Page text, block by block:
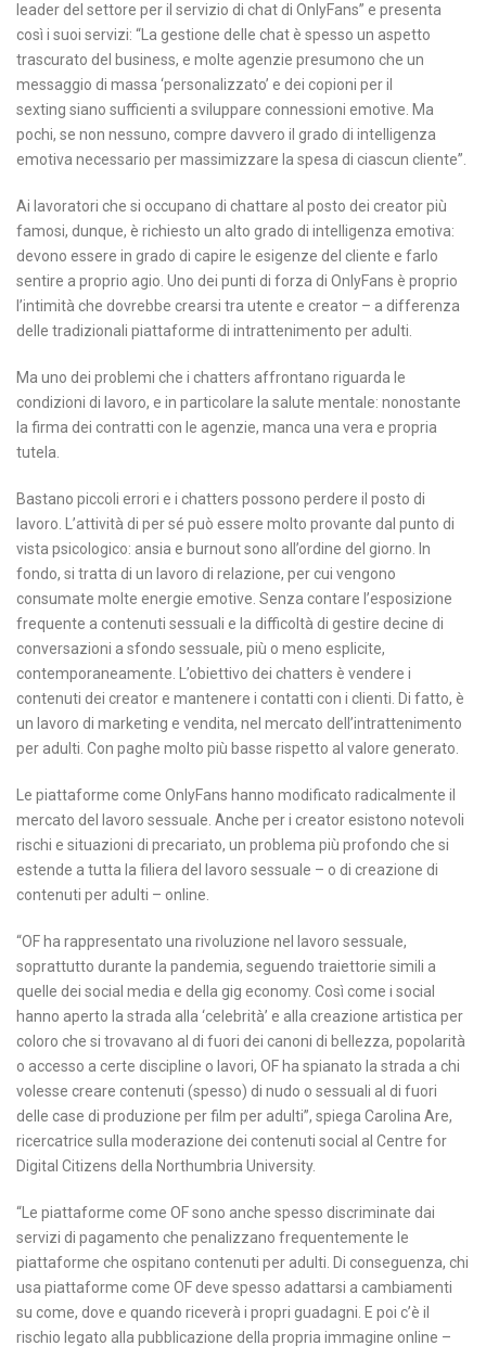
leader del settore per il servizio di chat di OnlyFans” e presenta
così i suoi servizi: “La gestione delle chat è spesso un aspetto
trascurato del business, e molte agenzie presumono che un
messaggio di massa ‘personalizzato’ e dei copioni per il
sexting siano sufficienti a sviluppare connessioni emotive. Ma
pochi, se non nessuno, compre davvero il grado di intelligenza
emotiva necessario per massimizzare la spesa di ciascun cliente”.
Ai lavoratori che si occupano di chattare al posto dei creator più
famosi, dunque, è richiesto un alto grado di intelligenza emotiva:
devono essere in grado di capire le esigenze del cliente e farlo
sentire a proprio agio. Uno dei punti di forza di OnlyFans è proprio
l’intimità che dovrebbe crearsi tra utente e creator – a differenza
delle tradizionali piattaforme di intrattenimento per adulti.
Ma uno dei problemi che i chatters affrontano riguarda le
condizioni di lavoro, e in particolare la salute mentale: nonostante
la firma dei contratti con le agenzie, manca una vera e propria
tutela.
Bastano piccoli errori e i chatters possono perdere il posto di
lavoro. L’attività di per sé può essere molto provante dal punto di
vista psicologico: ansia e burnout sono all’ordine del giorno. In
fondo, si tratta di un lavoro di relazione, per cui vengono
consumate molte energie emotive. Senza contare l’esposizione
frequente a contenuti sessuali e la difficoltà di gestire decine di
conversazioni a sfondo sessuale, più o meno esplicite,
contemporaneamente. L’obiettivo dei chatters è vendere i
contenuti dei creator e mantenere i contatti con i clienti. Di fatto, è
un lavoro di marketing e vendita, nel mercato dell’intrattenimento
per adulti. Con paghe molto più basse rispetto al valore generato.
Le piattaforme come OnlyFans hanno modificato radicalmente il
mercato del lavoro sessuale. Anche per i creator esistono notevoli
rischi e situazioni di precariato, un problema più profondo che si
estende a tutta la filiera del lavoro sessuale – o di creazione di
contenuti per adulti – online.
“OF ha rappresentato una rivoluzione nel lavoro sessuale,
soprattutto durante la pandemia, seguendo traiettorie simili a
quelle dei social media e della gig economy. Così come i social
hanno aperto la strada alla ‘celebrità’ e alla creazione artistica per
coloro che si trovavano al di fuori dei canoni di bellezza, popolarità
o accesso a certe discipline o lavori, OF ha spianato la strada a chi
volesse creare contenuti (spesso) di nudo o sessuali al di fuori
delle case di produzione per film per adulti”, spiega Carolina Are,
ricercatrice sulla moderazione dei contenuti social al Centre for
Digital Citizens della Northumbria University.
“Le piattaforme come OF sono anche spesso discriminate dai
servizi di pagamento che penalizzano frequentemente le
piattaforme che ospitano contenuti per adulti. Di conseguenza, chi
usa piattaforme come OF deve spesso adattarsi a cambiamenti
su come, dove e quando riceverà i propri guadagni. E poi c’è il
rischio legato alla pubblicazione della propria immagine online –